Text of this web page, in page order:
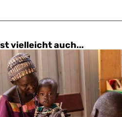
vielleicht auch...